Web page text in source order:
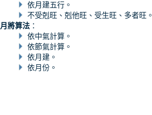
依月建五行。
不受剋旺、剋他旺、受生旺、多者旺。
月將算法 ：
依中氣計算。
依節氣計算。
依月建。
依月份。